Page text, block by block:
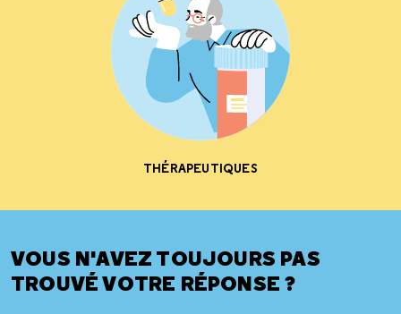
THÉRAPEUTIQUES
VOUS N'AVEZ TOUJOURS PAS
TROUVÉ VOTRE RÉPONSE ?